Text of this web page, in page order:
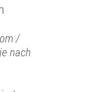
/
nach